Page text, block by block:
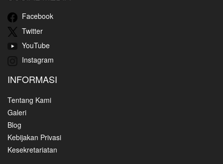
Facebook
Twitter
YouTube
Instagram
INFORMASI
Tentang Kami
Galeri
Blog
Kebijakan Privasi
Kesekretariatan